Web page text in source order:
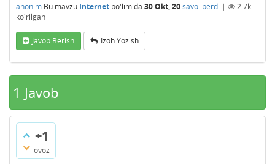
anonim Bu mavzu Internet bo'limida 30 Okt, 20savol berdi |
2.7k
ko'rilgan
Javob Berish Izoh Yozish
1 Javob
+1
ovoz